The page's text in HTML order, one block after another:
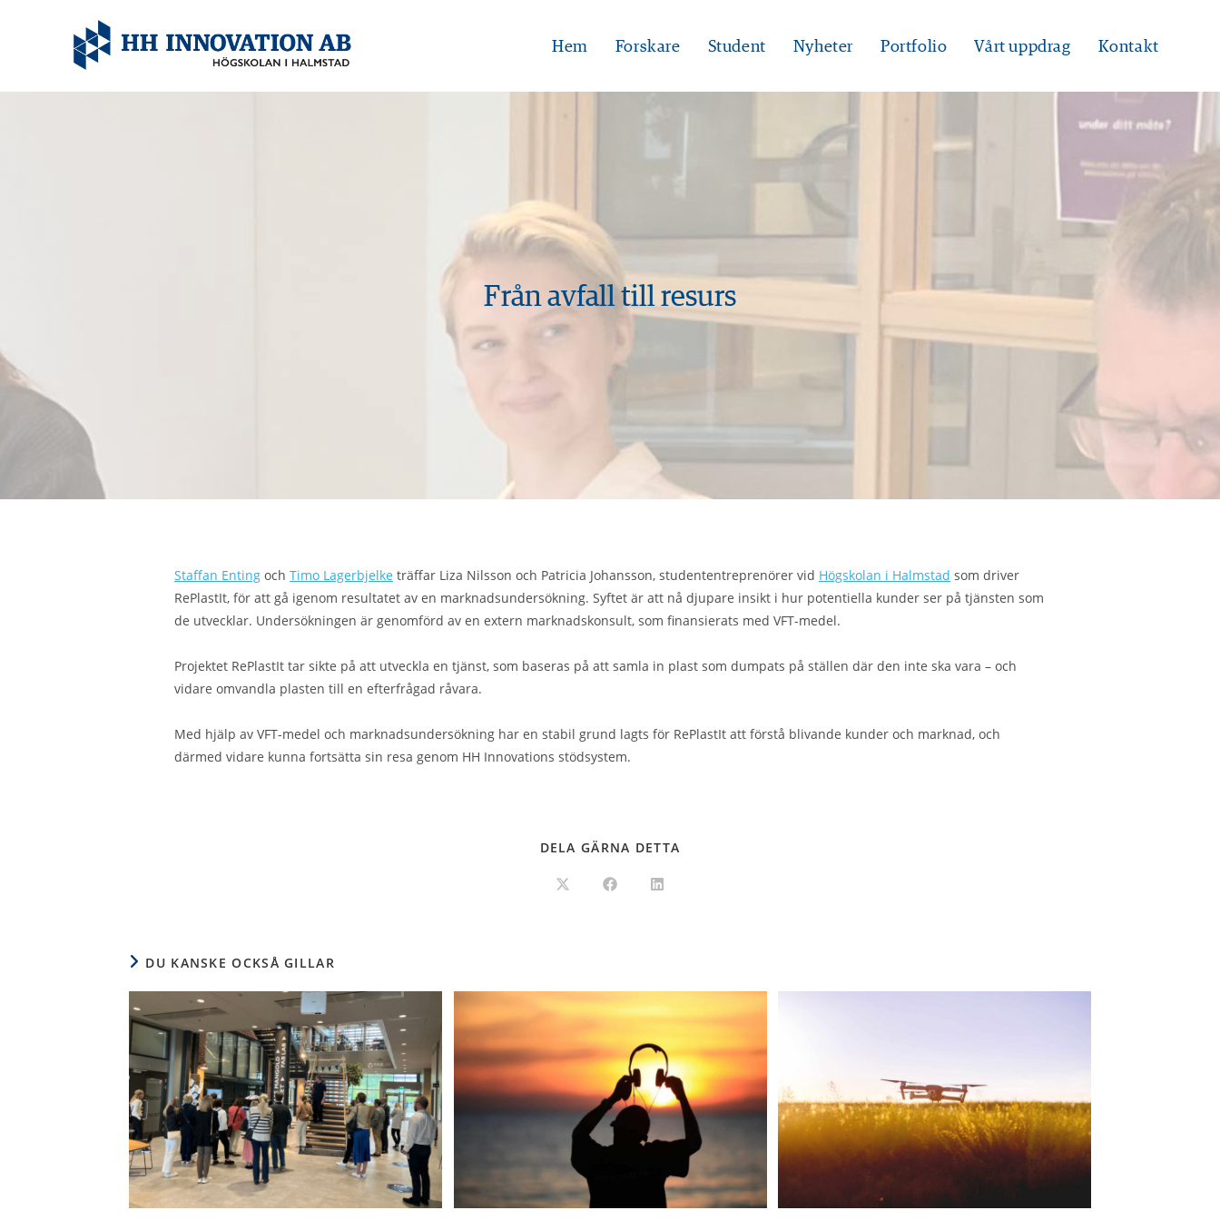
Hem Forskare Student Nyheter Portfolio Vårt uppdrag Kontakt
Från avfall till resurs
Staffan Enting och Timo Lagerbjelke träffar Liza Nilsson och Patricia Johansson, studententreprenörer vid Högskolan i Halmstad som driver
RePlastIt, för att gå igenom resultatet av en marknadsundersökning. Syftet är att nå djupare insikt i hur potentiella kunder ser på tjänsten som
de utvecklar. Undersökningen är genomförd av en extern marknadskonsult, som finansierats med VFT-medel.
Projektet RePlastIt tar sikte på att utveckla en tjänst, som baseras på att samla in plast som dumpats på ställen där den inte ska vara – och
vidare omvandla plasten till en efterfrågad råvara.
Med hjälp av VFT-medel och marknadsundersökning har en stabil grund lagts för RePlastIt att förstå blivande kunder och marknad, och
därmed vidare kunna fortsätta sin resa genom HH Innovations stödsystem.
DELA GÄRNA DETTA
DU KANSKE OCKSÅ GILLAR